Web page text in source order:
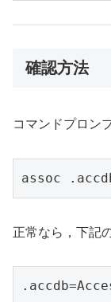
確認方法
コマンドプロン
assoc
正常なら，下記